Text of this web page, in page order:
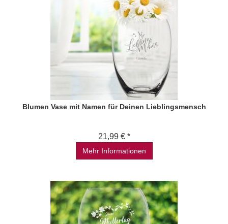
Blumen Vase mit Namen für Deinen Lieblingsmensch
21,99 € *
Mehr Informationen